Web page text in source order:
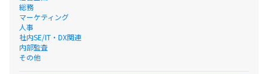
総務
マーケティング
人事
社内SE/IT・DX関連
内部監査
その他